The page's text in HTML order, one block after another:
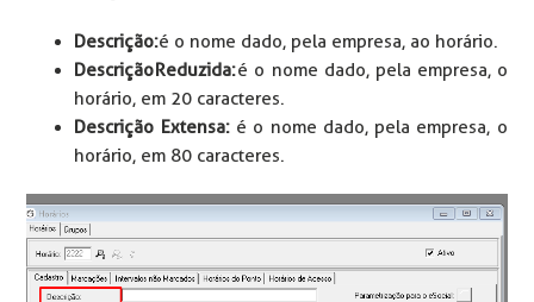
Descrição:é o nome dado, pela empresa, ao horário.
Descrição Reduzida:é o nome dado, pela empresa, o
horário, em 20 caracteres.
Descrição Extensa:é o nome dado, pela empresa, o
horário, em 80 caracteres.